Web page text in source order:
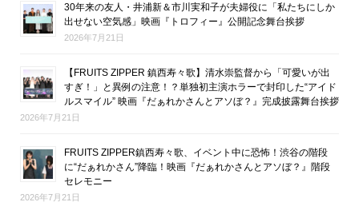
30年来の友人・井浦新＆市川実和子が夫婦役に「私たちにしか
出せない空気感」映画『トロフィー』公開記念舞台挨拶
2026年7月21日
【FRUITS ZIPPER 鎮西寿々歌】清水崇監督から「可愛いが出
すぎ！」と異例の注意！？単独初主演ホラーで封印した“アイド
ルスマイル” 映画『だぁれかさんとアソぼ？』完成披露舞台挨拶
2026年7月21日
FRUITS ZIPPER鎮西寿々歌、イベント中に恐怖！渋谷の階段
に“だぁれかさん”降臨！映画『だぁれかさんとアソぼ？』階段
セレモニー
2026年7月21日